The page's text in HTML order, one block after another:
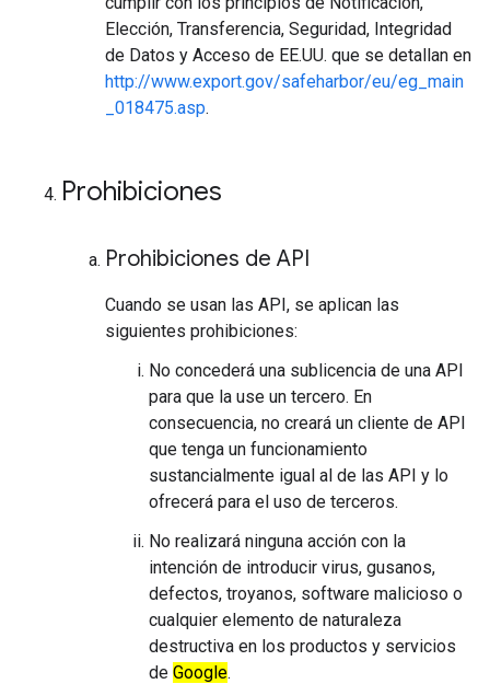
Elección, Transferencia, Seguridad, Integridad
de Datos y Acceso de EE.UU. que se detallan en
http://www.export.gov/safeharbor/eu/eg_main
_018475.asp.
Prohibiciones
Prohibiciones de API
Cuando se usan las API, se aplican las
siguientes prohibiciones:
No concederá una sublicencia de una API
para que la use un tercero. En
consecuencia, no creará un cliente de API
que tenga un funcionamiento
sustancialmente igual al de las API y lo
ofrecerá para el uso de terceros.
No realizará ninguna acción con la
intención de introducir virus, gusanos,
defectos, troyanos, software malicioso o
cualquier elemento de naturaleza
destructiva en los productos y servicios
de Google.